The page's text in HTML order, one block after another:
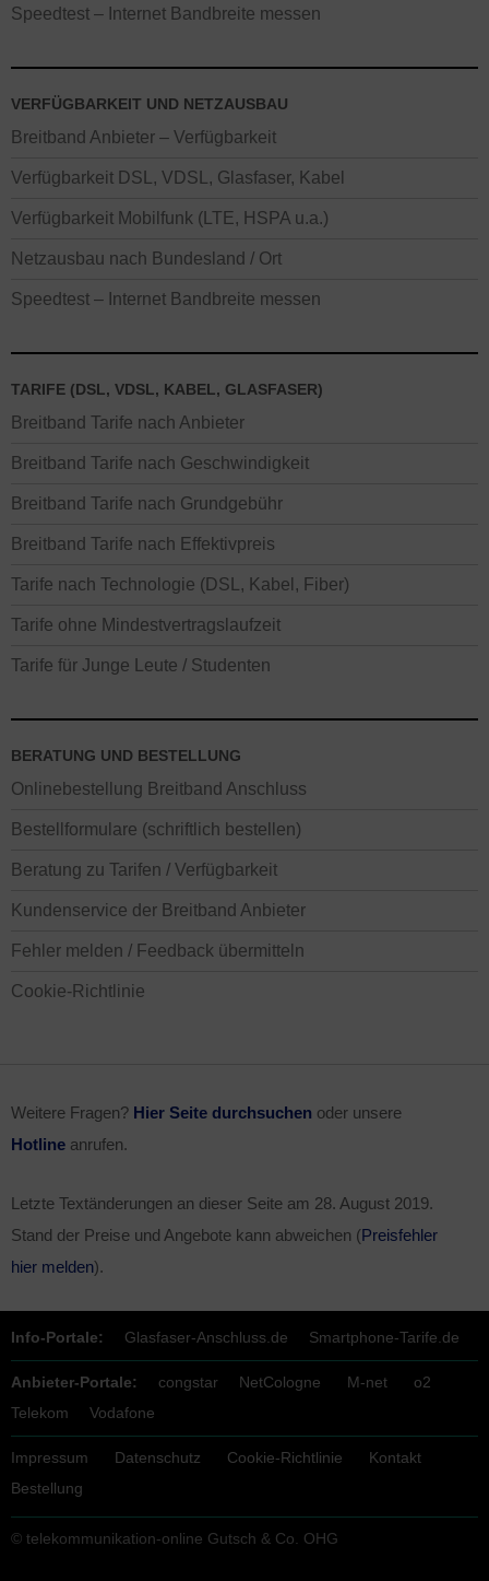
Speedtest – Internet Bandbreite messen
VERFÜGBARKEIT UND NETZAUSBAU
Breitband Anbieter – Verfügbarkeit
Verfügbarkeit DSL, VDSL, Glasfaser, Kabel
Verfügbarkeit Mobilfunk (LTE, HSPA u.a.)
Netzausbau nach Bundesland / Ort
Speedtest – Internet Bandbreite messen
TARIFE (DSL, VDSL, KABEL, GLASFASER)
Breitband Tarife nach Anbieter
Breitband Tarife nach Geschwindigkeit
Breitband Tarife nach Grundgebühr
Breitband Tarife nach Effektivpreis
Tarife nach Technologie (DSL, Kabel, Fiber)
Tarife ohne Mindestvertragslaufzeit
Tarife für Junge Leute / Studenten
BERATUNG UND BESTELLUNG
Onlinebestellung Breitband Anschluss
Bestellformulare (schriftlich bestellen)
Beratung zu Tarifen / Verfügbarkeit
Kundenservice der Breitband Anbieter
Fehler melden / Feedback übermitteln
Cookie-Richtlinie
Weitere Fragen? Hier Seite durchsuchen oder unsere
Hotline anrufen.
Letzte Textänderungen an dieser Seite am 28. August 2019.
Stand der Preise und Angebote kann abweichen (Preisfehler
hier melden).
Info-Portale: Glasfaser-Anschluss.de Smartphone-Tarife.de
Anbieter-Portale: congstar NetCologne M-net
o2
Telekom
Vodafone
Impressum Datenschutz Cookie-Richtlinie
Kontakt
Bestellung
© telekommunikation-online Gutsch & Co. OHG